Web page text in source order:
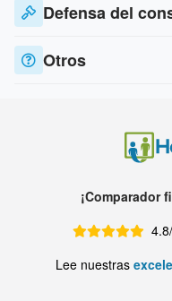
Defensa del
Otros
¡Comparador
Lee nuestras